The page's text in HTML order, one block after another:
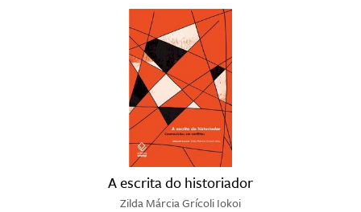
A escrita do historiador
Zilda Márcia Grícoli Iokoi